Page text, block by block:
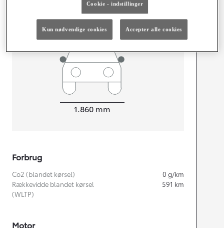
Længde mm
1.860 mm
Forbrug
Co2 (blandet kørsel) 0 g/km
Rækkevidde blandet kørsel
(WLTP)
591 km
Motor
Cookie - indstillinger
Kun nødvendige cookies Accepter alle cookies